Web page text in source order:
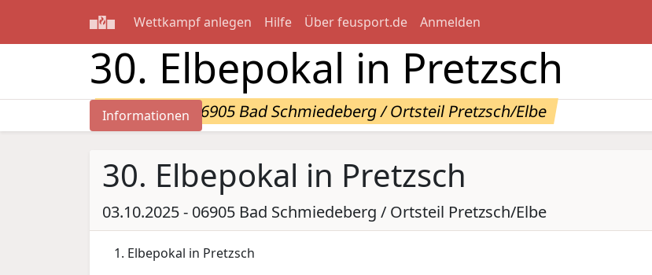
Wettkampf anlegen Hilfe Über feusport.de Anmelden
30. Elbepokal in Pretzsch
03.10.2025 - 06905 Bad Schmiedeberg / Ortsteil Pretzsch/Elbe
Informationen
30. Elbepokal in Pretzsch
03.10.2025 - 06905 Bad Schmiedeberg / Ortsteil Pretzsch/Elbe
Elbepokal in Pretzsch